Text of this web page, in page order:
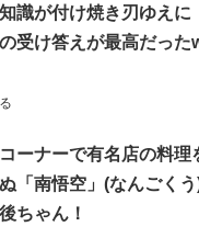
識が付け焼き刃ゆえに
受け答えが最高だった
ーナーで有名店の料理
「南悟空」(なんごく
ちゃん！